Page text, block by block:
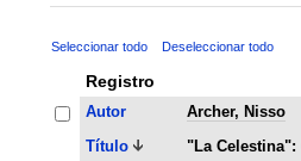
Seleccionar todo Deseleccionar todo
Registro
Autor
Archer, Nisso
Título
"La Celestina":